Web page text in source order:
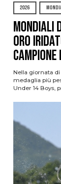
2026
Mondiali
oro
Nella giornata
medaglia più
Under 14 Boys,